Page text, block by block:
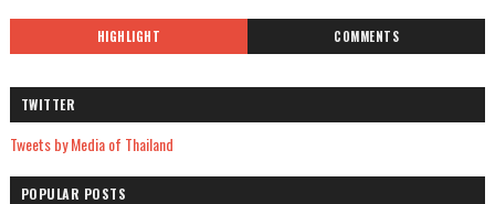
HIGHLIGHT COMMENTS
TWITTER
Tweets by Media of Thailand
POPULAR POSTS